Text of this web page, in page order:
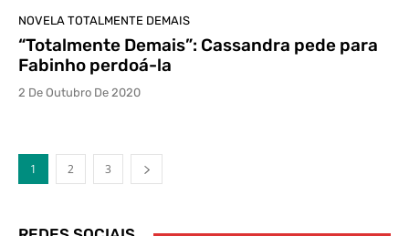
NOVELA TOTALMENTE DEMAIS
“Totalmente Demais”: Cassandra pede para
Fabinho perdoá-la
2 De Outubro De 2020
1 2 3